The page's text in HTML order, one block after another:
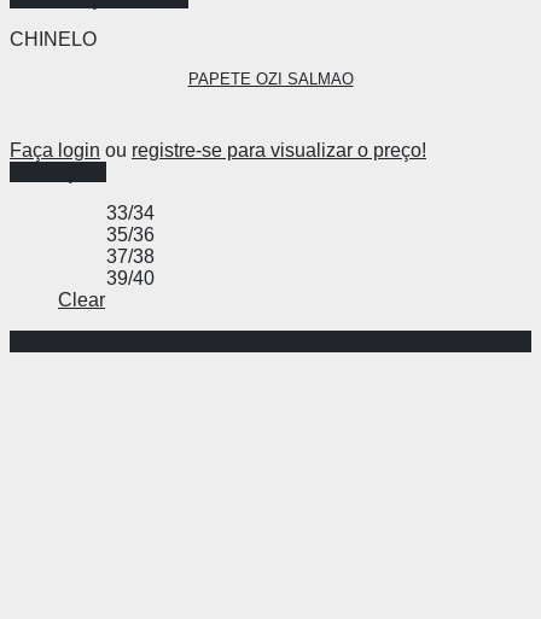
CHINELO
PAPETE OZI SALMAO
Faça login ou registre-se para visualizar o preço!
33/34
35/36
37/38
39/40
Clear